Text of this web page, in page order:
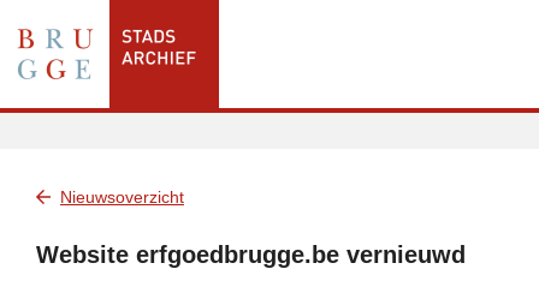
Nieuwsoverzicht
Website erfgoedbrugge.be vernieuwd